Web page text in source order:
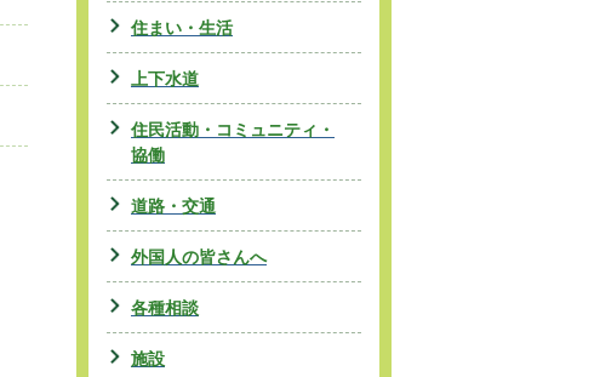
住まい・生活
上下水道
住民活動・コミュニティ・
協働
道路・交通
外国人の皆さんへ
各種相談
施設